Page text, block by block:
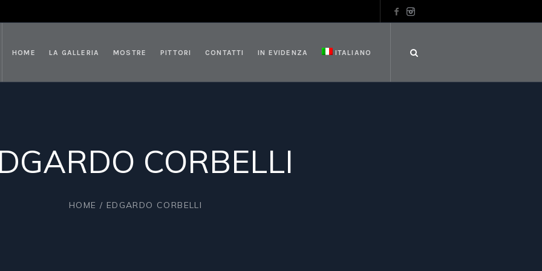
HOME LA GALLERIA MOSTRE PITTORI CONTATTI IN EVIDENZA ITALIANO
CORBELLI
HOME / EDGARDO CORBELLI